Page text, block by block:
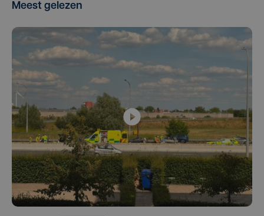
Meest gelezen